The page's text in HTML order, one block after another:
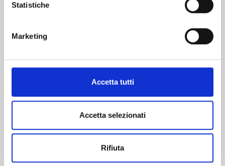
Statistiche
Marketing
Accetta tutti
Accetta selezionati
Rifiuta
Mostra tutto